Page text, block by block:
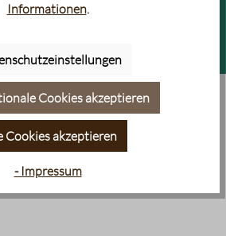
Kaffeemaschinen-Guide
Informationen.
Cookies akzeptieren
Cookies akzeptieren
- Impressum